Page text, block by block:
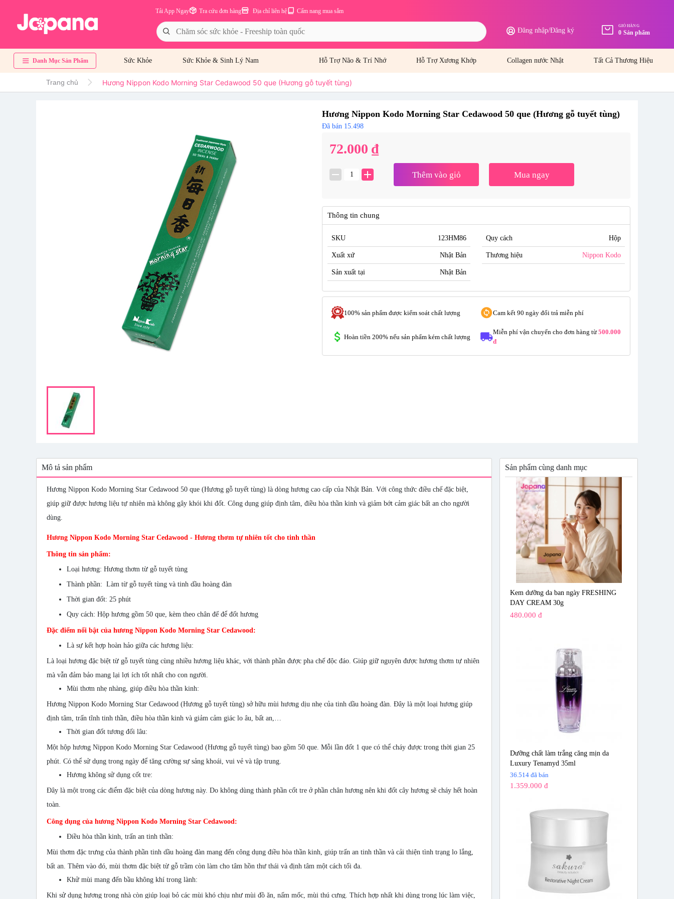
Cẩm nang mua sắm
Địa chỉ liên hệ
Tra cứu đơn hàng
Tải App Ngay
Đăng nhập/Đăng ký
GIỎ HÀNG
0 Sản phẩm
Danh Mục Sản Phẩm Sức Khỏe Sức Khỏe & Sinh Lý Nam Hỗ Trợ Não & Trí Nhớ Hỗ Trợ Xương Khớp Collagen nước Nhật Tất Cả Thương Hiệu
Trang chủ Hương Nippon Kodo Morning Star Cedawood 50 que (Hương gỗ tuyết tùng)
Hương Nippon Kodo Morning Star Cedawood 50 que (Hương gỗ tuyết tùng)
Đã bán 15.498
72.000 ₫
remove add Thêm vào giỏ Mua ngay
Thông tin chung
SKU 123HM86 Quy cách Hộp
Xuất xứ Nhật Bản Thương hiệu Nippon Kodo
Sản xuất tại Nhật Bản
100% sản phẩm được kiểm soát chất lượng Cam kết 90 ngày đổi trả miễn phí
Hoàn tiền 200% nếu sản phẩm kém chất lượng
Miễn phí vận chuyển cho đơn hàng từ500.000
đ
Mô tả sản phẩm
Hương Nippon Kodo Morning Star Cedawood 50 que (Hương gỗ tuyết tùng) là dòng hương cao cấp của Nhật Bản. Với công thức điều chế đặc biệt,
giúp giữ được hương liệu tự nhiên mà không gây khói khi đốt. Công dụng giúp định tâm, điều hòa thần kinh và giảm bớt cảm giác bất an cho người
dùng.
Hương Nippon Kodo Morning Star Cedawood - Hương thơm tự nhiên tốt cho tinh thần
Thông tin sản phẩm:
Loại hương: Hương thơm từ gỗ tuyết tùng
Thành phần: Làm từ gỗ tuyết tùng và tinh dầu hoàng đàn
Thời gian đốt: 25 phút
Quy cách: Hộp hương gồm 50 que, kèm theo chân đế để đốt hương
Đặc điểm nổi bật của hương Nippon Kodo Morning Star Cedawood:
Là sự kết hợp hoàn hảo giữa các hương liệu:
Là loại hương đặc biệt từ gỗ tuyết tùng cùng nhiều hương liệu khác, với thành phần được pha chế độc đáo. Giúp giữ nguyên được hương thơm tự nhiên
mà vẫn đảm bảo mang lại lợi ích tốt nhất cho con người.
Mùi thơm nhẹ nhàng, giúp điều hòa thần kinh:
Hương Nippon Kodo Morning Star Cedawood (Hương gỗ tuyết tùng) sở hữu mùi hương dịu nhẹ của tinh dầu hoàng đàn. Đây là một loại hương giúp
định tâm, trấn tĩnh tinh thần, điều hòa thần kinh và giảm cảm giác lo âu, bất an,…
Thời gian đốt tương đối lâu:
Một hộp hương Nippon Kodo Morning Star Cedawood (Hương gỗ tuyết tùng) bao gồm 50 que. Mỗi lần đốt 1 que có thể cháy được trong thời gian 25
phút. Có thể sử dụng trong ngày để tăng cường sự sảng khoái, vui vẻ và tập trung.
Hương không sử dụng cốt tre:
Đây là một trong các điểm đặc biệt của dòng hương này. Do không dùng thành phần cốt tre ở phần chân hương nên khi đốt cây hương sẽ cháy hết hoàn
toàn.
Công dụng của hương Nippon Kodo Morning Star Cedawood:
Điều hòa thần kinh, trấn an tinh thần:
Mùi thơm đặc trưng của thành phần tinh dầu hoàng đàn mang đến công dụng điều hòa thần kinh, giúp trấn an tinh thần và cải thiện tình trạng lo lắng,
bất an. Thêm vào đó, mùi thơm đặc biệt từ gỗ trầm còn làm cho tâm hồn thư thái và định tâm một cách tối đa.
Khử mùi mang đến bầu không khí trong lành:
Khi sử dụng hương trong nhà còn giúp loại bỏ các mùi khó chịu như mùi đồ ăn, nấm mốc, mùi thú cưng. Thích hợp nhất khi dùng trong lúc làm việc,
Sản phẩm cùng danh mục
Kem dưỡng da ban ngày FRESHING
DAY CREAM 30g
480.000 đ
Dưỡng chất làm trắng căng mịn da
Luxury Tenamyd 35ml
36.514 đã bán
1.359.000 đ